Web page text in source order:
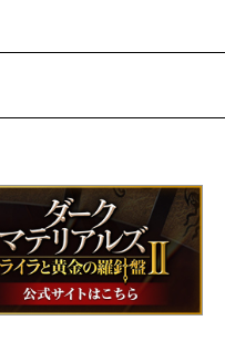
された、とも言われ
に、ファンタジーで
シヴな作品なのだ。
似て非なるパラレル